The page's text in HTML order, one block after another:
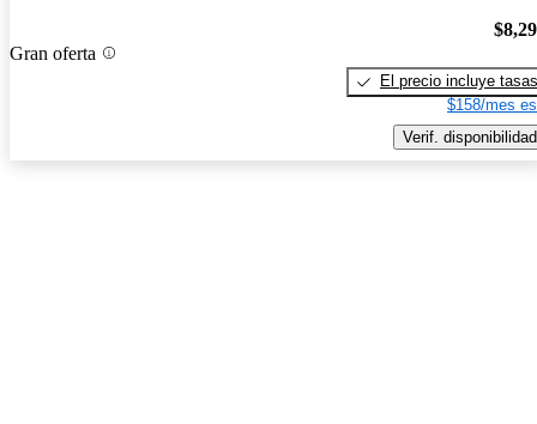
Gran oferta
El precio incluye tasas
$158/mes
Verif. disponibilidad